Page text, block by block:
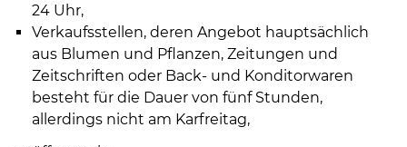
24 Uhr,
Verkaufsstellen, deren Angebot hauptsächlich
aus Blumen und Pflanzen, Zeitungen und
Zeitschriften oder Back- und Konditorwaren
besteht für die Dauer von fünf Stunden,
allerdings nicht am Karfreitag,